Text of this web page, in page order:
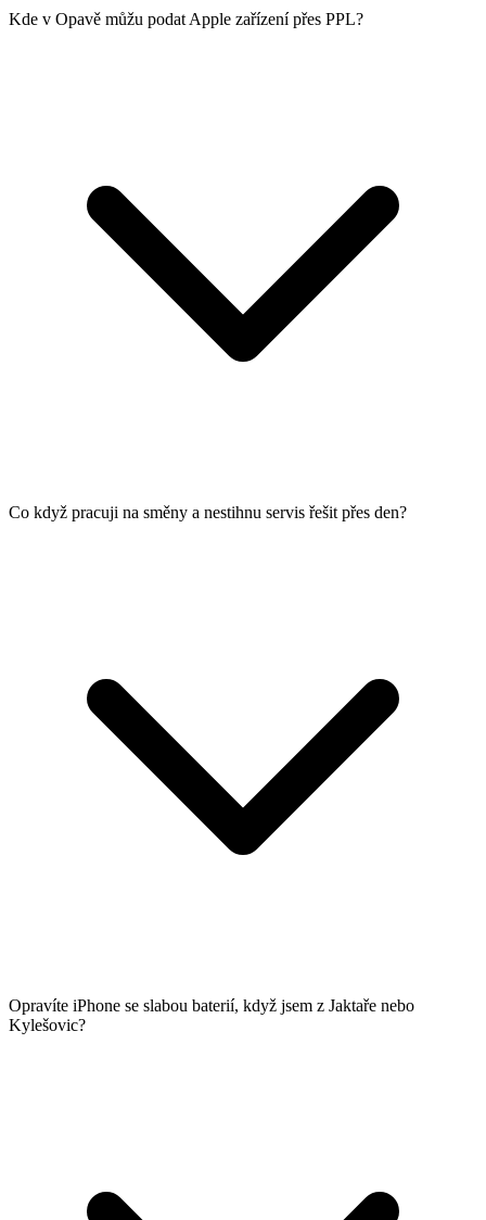
Kde v Opavě můžu podat Apple zařízení přes PPL?
Co když pracuji na směny a nestihnu servis řešit přes den?
Opravíte iPhone se slabou baterií, když jsem z Jaktaře nebo
Kylešovic?